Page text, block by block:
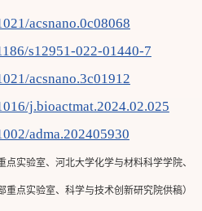
acsnano.0c08068
s12951-022-01440-7
acsnano.3c01912
j.bioactmat.2024.02.025
adma.202405930
点实验室、河北大学化学与材料科学学院、
重点实验室、科学与技术创新研究院供稿）